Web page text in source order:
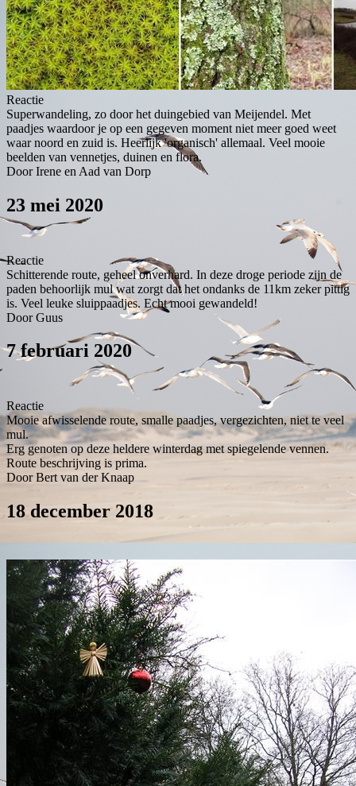
Reactie
Superwandeling, zo door het duingebied van Meijendel. Met
paadjes waardoor je op een gegeven moment niet meer goed weet
waar noord en zuid is. Heerlijk 'organisch' allemaal. Veel mooie
beelden van vennetjes, duinen en flora.
Door Irene en Aad van Dorp
23 mei 2020
Reactie
Schitterende route, geheel onverhard. In deze droge periode zijn de
paden behoorlijk mul wat zorgt dat het ondanks de 11km zeker pittig
is. Veel leuke sluippaadjes. Echt mooi gewandeld!
Door Guus
7 februari 2020
Reactie
Mooie afwisselende route, smalle paadjes, vergezichten, niet te veel
mul.
Erg genoten op deze heldere winterdag met spiegelende vennen.
Route beschrijving is prima.
Door Bert van der Knaap
18 december 2018